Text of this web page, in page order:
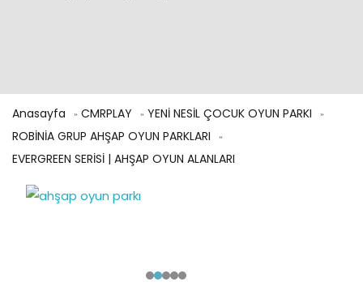
Anasayfa CMRPLAY
YENİ NESİL ÇOCUK OYUN PARKI
ROBİNİA GRUP AHŞAP OYUN PARKLARI
EVERGREEN SERİSİ | AHŞAP OYUN ALANLARI